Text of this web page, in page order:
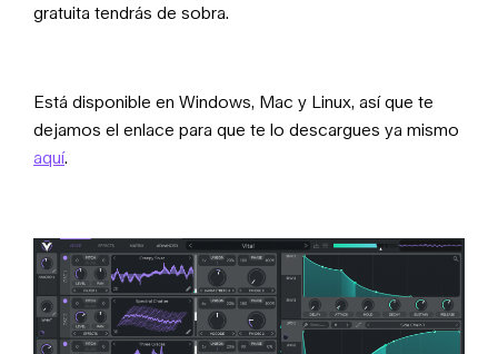
gratuita tendrás de sobra.
Está disponible en Windows, Mac y Linux, así que te
dejamos el enlace para que te lo descargues ya mismo
aquí.